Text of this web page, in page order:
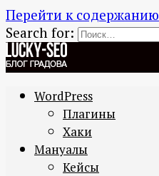
Перейти к содержанию
Search for:
WordPress
Плагины
Хаки
Мануалы
Кейсы